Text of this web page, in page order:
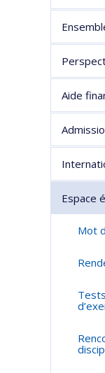
Aide
Espace
Mot